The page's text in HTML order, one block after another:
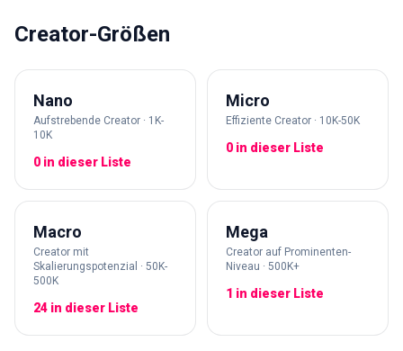
Creator-Größen
Nano
Aufstrebende Creator · 1K-
10K
0 in dieser Liste
Micro
Effiziente Creator · 10K-50K
0 in dieser Liste
Macro
Creator mit
Skalierungspotenzial · 50K-
500K
24 in dieser Liste
Mega
Creator auf Prominenten-
Niveau · 500K+
1 in dieser Liste